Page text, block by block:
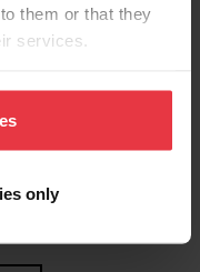
them or that they
services.
only
Chimenea